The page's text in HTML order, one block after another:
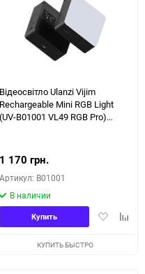
Відеосвітло Ulanzi Vijim
Rechargeable Mini RGB Light
(UV-B01001 VL49 RGB Pro)
1 170 грн.
Артикул: B01001
В наличии
Добавить
Купить
КУПИТЬ БЫСТРО